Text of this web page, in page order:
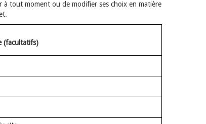
à tout moment ou de modifier ses choix en matière
(facultatifs)